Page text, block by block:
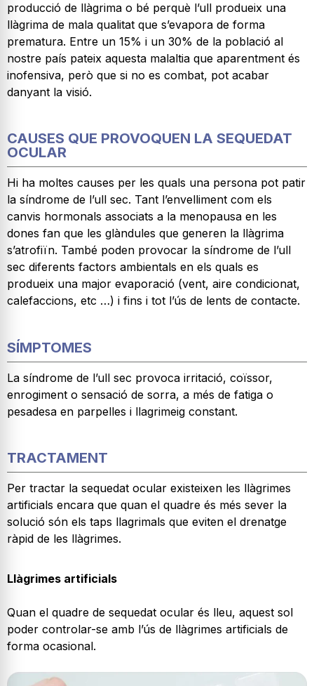
producció de llàgrima o bé perquè l’ull produeix una
llàgrima de mala qualitat que s’evapora de forma
prematura. Entre un 15% i un 30% de la població al
nostre país pateix aquesta malaltia que aparentment és
inofensiva, però que si no es combat, pot acabar
danyant la visió.
CAUSES QUE PROVOQUEN LA SEQUEDAT
OCULAR
Hi ha moltes causes per les quals una persona pot patir
la síndrome de l’ull sec. Tant l’envelliment com els
canvis hormonals associats a la menopausa en les
dones fan que les glàndules que generen la llàgrima
s’atrofiïn. També poden provocar la síndrome de l’ull
sec diferents factors ambientals en els quals es
produeix una major evaporació (vent, aire condicionat,
calefaccions, etc …) i fins i tot l’ús de lents de contacte.
SÍMPTOMES
La síndrome de l’ull sec provoca irritació, coïssor,
enrogiment o sensació de sorra, a més de fatiga o
pesadesa en parpelles i llagrimeig constant.
TRACTAMENT
Per tractar la sequedat ocular existeixen les llàgrimes
artificials encara que quan el quadre és més sever la
solució són els taps llagrimals que eviten el drenatge
ràpid de les llàgrimes.
Llàgrimes artificials
Quan el quadre de sequedat ocular és lleu, aquest sol
poder controlar-se amb l’ús de llàgrimes artificials de
forma ocasional.